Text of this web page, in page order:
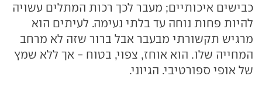
כבישים איכותיים; מעבר לכך רכות המתלים עשויה
להיות פחות נוחה עד בלתי נעימה. לעיתים הוא
מרגיש תקשורתי מבעבר אבל ברור שזה לא מרחב
המחייה שלו. הוא אוחז, צפוי, בטוח - אך ללא שמץ
של אופי ספורטיבי. הגיוני.